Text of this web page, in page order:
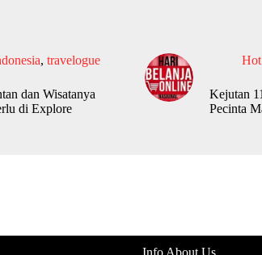
, travelogue
dan Wisatanya
di Explore
Kejutan
Pecinta
Info About Us